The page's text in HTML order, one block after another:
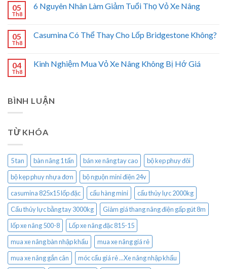
05
Th8
6 Nguyên Nhân Làm Giảm Tuổi Thọ Vỏ Xe Nâng
05
Th8
Casumina Có Thể Thay Cho Lốp Bridgestone Không?
04
Th8
Kinh Nghiệm Mua Vỏ Xe Nâng Không Bị Hớ Giá
BÌNH LUẬN
TỪ KHÓA
5 tan bàn nâng 1 tấn bán xe nâng tay cao
bộ kep phuy đôi
bộ kẹp phuy nhựa đơn
bộ nguộn mini điện 24v
casumina 825x15 lốp đặc
cẩu hàng mini
cẩu thủy lực 2000kg
Cẩu thủy lực bằng tay 3000kg
Giảm giá thang nâng điện gấp gút 8m
lốp xe nâng 500-8
Lốp xe nâng đặc 815-15
mua xe nâng bàn nhập khẩu
mua xe nâng giá rẻ
mua xe nâng gắn cân
móc cẩu giá rẻ ...Xe nâng nhập khẩu